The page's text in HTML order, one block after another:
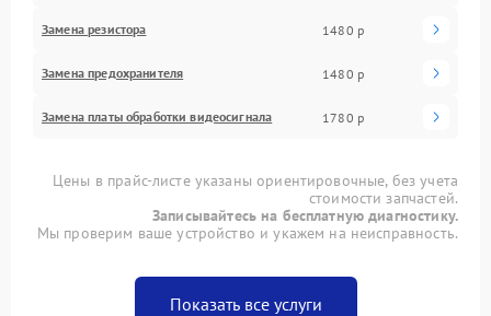
Замена резистора 1480 р
Замена предохранителя 1480 р
Замена платы обработки видеосигнала 1780 р
Цены в прайс-листе указаны ориентировочные, без учета
стоимости запчастей.
Записывайтесь на бесплатную диагностику.
Мы проверим ваше устройство и укажем на неисправность.
Показать все услуги